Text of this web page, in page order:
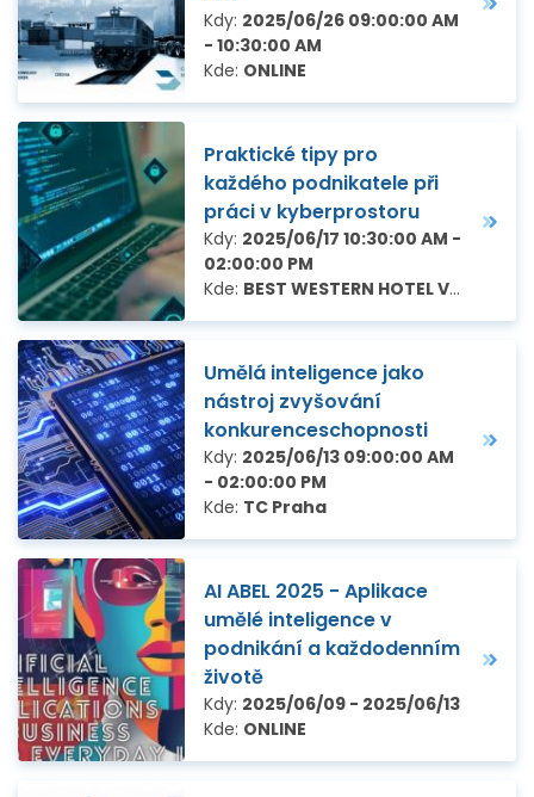
Kdy: 2025/06/26 09:00:00 AM
- 10:30:00 AM
Kde: ONLINE
Praktické tipy pro
každého podnikatele při
práci v kyberprostoru
Kdy: 2025/06/17 10:30:00 AM -
02:00:00 PM
Kde: BEST WESTERN HOTEL Vista, Kpt. Vajdy 3046/2, Ostrava - jih
Umělá inteligence jako
nástroj zvyšování
konkurenceschopnosti
Kdy: 2025/06/13 09:00:00 AM
- 02:00:00 PM
Kde: TC Praha
AI ABEL 2025 - Aplikace
umělé inteligence v
podnikání a každodenním
životě
Kdy: 2025/06/09 - 2025/06/13
Kde: ONLINE